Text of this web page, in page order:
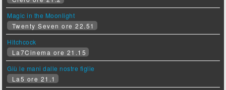
Magic in the Moonlight
Twenty Seven ore 22.51
Hitchcock
La7Cinema ore 21.15
Giù le mani dalle nostre figlie
La5 ore 21.1